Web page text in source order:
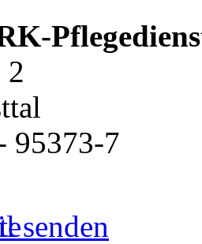
2
95373-7
senden